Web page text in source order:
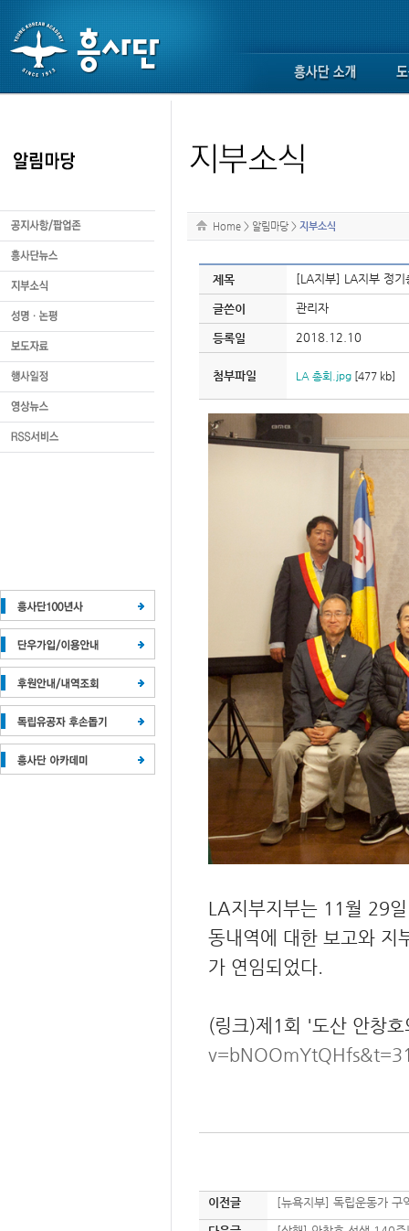
Home > 알림마당 > 지부소식
제목 [LA지부] LA지부 정기
글쓴이 관리자
등록일 2018.12.10
첨부파일 LA 총회.jpg[477 kb]
LA지부지부는 11월 29
동내역에 대한 보고와 지
가 연임되었다.
(링크)제1회 '도산 안창
이전글 [뉴욕지부] 독립운동가 구